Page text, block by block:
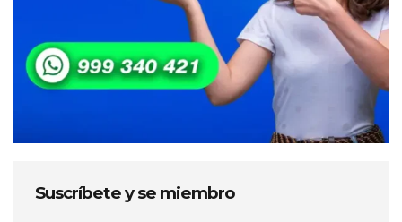
Suscríbete y se miembro